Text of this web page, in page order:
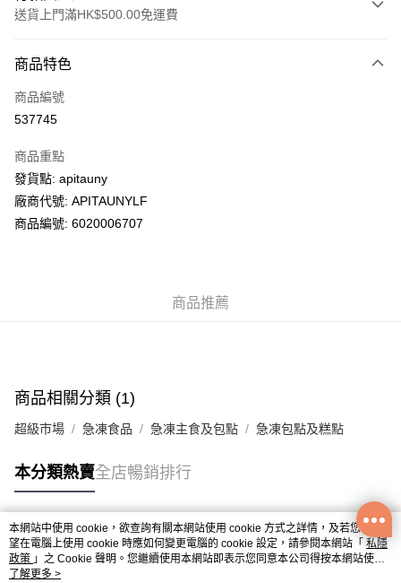
送貨上門滿HK$500.00免運費
信用卡
AlipayHK
WeChat Pay
送貨方式
商品特色
商品編號
537745
商品重點
發貨點: apitauny
廠商代號: APITAUNYLF
商品編號: 6020006707
商品推薦
商品相關分類 (1)
超級市場 急凍食品 急凍主食及包點 急凍包點及糕點
本分類熱賣全店暢銷排行
熱門標籤
熱銷排行
本網站中使用 cookie，欲查詢有關本網站使用 cookie 方式之詳情，及若您不希
望在電腦上使用 cookie 時應如何變更電腦的 cookie 設定，請參閱本網站「 私隱
政策 」之 Cookie 聲明。您繼續使用本網站即表示您同意本公司得按本網站使用
條款之 Cookie 聲明使用 cookie。
了解更多 >